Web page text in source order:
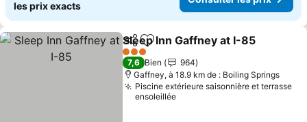
les prix exacts
PartagerAjouter à mes favoris
Sleep Inn Gaffney at I-85
3 Étoiles
7,6 Bien
964
Gaffney, à 18.9 km de : Boiling Springs
Piscine extérieure saisonnière et terrasse
ensoleillée